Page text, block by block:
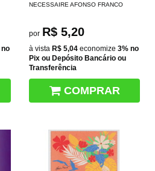
no
NECESSAIRE AFONSO FRANCO
por R$ 5,20
à vista R$ 5,04 economize 3% no
Pix ou Depósito Bancário ou
Transferência
COMPRAR